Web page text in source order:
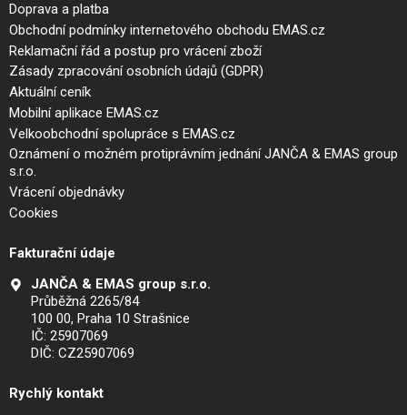
Doprava a platba
Obchodní podmínky internetového obchodu EMAS.cz
Reklamační řád a postup pro vrácení zboží
Zásady zpracování osobních údajů (GDPR)
Aktuální ceník
Mobilní aplikace EMAS.cz
Velkoobchodní spolupráce s EMAS.cz
Oznámení o možném protiprávním jednání JANČA & EMAS group
s.r.o.
Vrácení objednávky
Cookies
Fakturační údaje
JANČA & EMAS group s.r.o.
Průběžná 2265/84
100 00, Praha 10 Strašnice
IČ: 25907069
DIČ: CZ25907069
Rychlý kontakt